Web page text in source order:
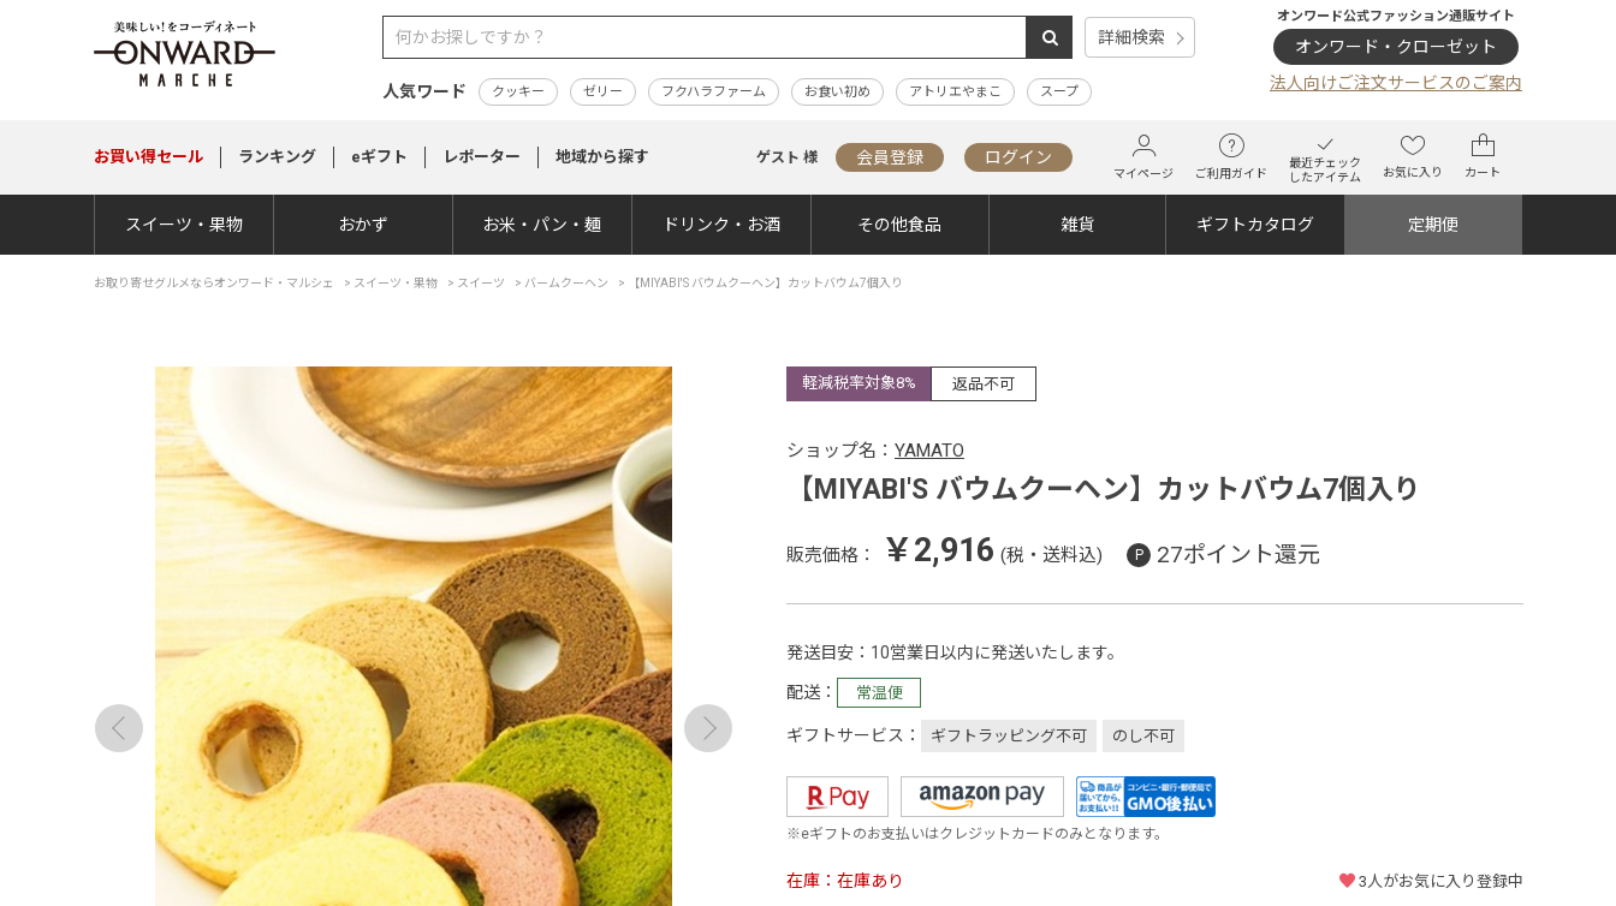
詳細検索
人気ワード クッキー ゼリー フクハラファーム お食い初め アトリエやまこ スープ
オンワード公式ファッション通販サイト
オンワード・クローゼット
法人向けご注文サービスのご案内
お買い得セール ランキング eギフト レポーター 地域から探す ゲスト 様 会員登録 ログイン
マイページ ご利用ガイド
最近チェック
したアイテム
お気に入り カート
スイーツ・果物 おかず お米・パン・麺 ドリンク・お酒 その他食品 雑貨 ギフトカタログ 定期便
お取り寄せグルメならオンワード・マルシェ > スイーツ・果物 > スイーツ > バームクーヘン > 【MIYABI'S バウムクーヘン】カットバウム7個入り
軽減税率対象8% 返品不可
ショップ名： YAMATO
【MIYABI'S バウムクーヘン】カットバウム7個入り
販売価格： ￥2,916 (税・送料込) 27ポイント還元
発送目安 10営業日以内に発送いたします。
配送 常温便
ギフトサービス ギフトラッピング不可 のし不可
※eギフトのお支払いはクレジットカードのみとなります。
在庫 在庫あり 3人がお気に入り登録中